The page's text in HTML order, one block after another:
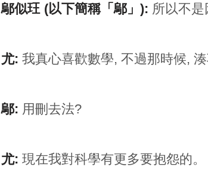
鄔似玨 (以下簡稱「鄔」): 所以不是
尤: 我真心喜歡數學, 不過那時候,
鄔: 用刪去法?
尤: 現在我對科學有更多要抱怨的